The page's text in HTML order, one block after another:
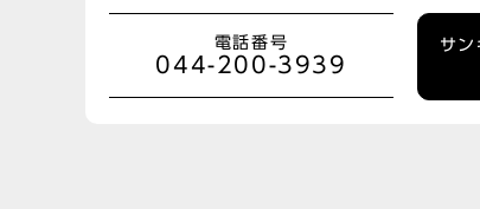
電話番号
044-200-3939
サ